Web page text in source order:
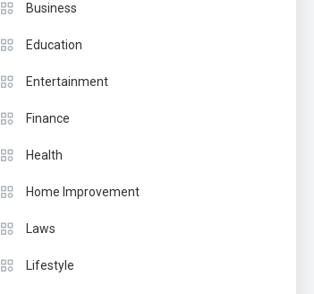
Business
Education
Entertainment
Finance
Health
Home Improvement
Laws
Lifestyle